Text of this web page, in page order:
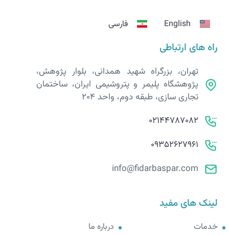
English فارسی
راه های ارتباطی
تهران، بزرگراه شهید همدانی، بلوار پژوهش،
پژوهشگاه پلیمر و پتروشیمی ایران، ساختمان
تجاری سازی، طبقه دوم، واحد 204
02144787082
09352627961
info@fidarbaspar.com
لینک های مفید
خدمات درباره ما